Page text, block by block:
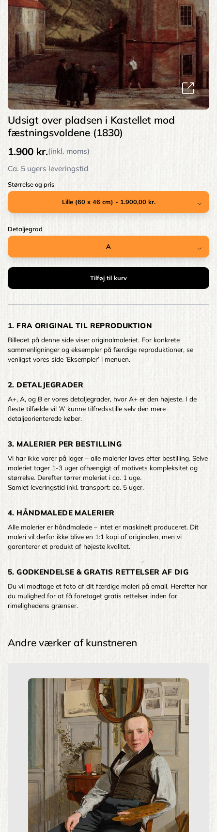
Udsigt over pladsen i Kastellet mod
fæstningsvoldene (1830)
1.900 kr.(inkl. moms)
Ca. 5 ugers leveringstid
Størrelse og pris
Detaljegrad
1. FRA ORIGINAL TIL REPRODUKTION
Billedet på denne side viser originalmaleriet. For konkrete
sammenligninger og eksempler på færdige reproduktioner, se
venligst vores side ’Eksempler’ i menuen.
2. DETALJEGRADER
A+, A, og B er vores detaljegrader, hvor A+ er den højeste. I de
fleste tilfælde vil ’A’ kunne tilfredsstille selv den mere
detaljeorienterede køber.
3. MALERIER PER BESTILLING
Vi har ikke varer på lager – alle malerier laves efter bestilling. Selve
maleriet tager 1-3 uger afhængigt af motivets kompleksitet og
størrelse. Derefter tørrer maleriet i ca. 1 uge.
Samlet leveringstid inkl. transport: ca. 5 uger.
4. HÅNDMALEDE MALERIER
Alle malerier er håndmalede – intet er maskinelt produceret. Dit
maleri vil derfor ikke blive en 1:1 kopi af originalen, men vi
garanterer et produkt af højeste kvalitet.
5. GODKENDELSE & GRATIS RETTELSER AF DIG
Du vil modtage et foto af dit færdige maleri på email. Herefter har
du mulighed for at få foretaget gratis rettelser inden for
rimelighedens grænser.
Andre værker af kunstneren